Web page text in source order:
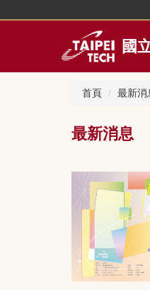
國
首頁 最新消
最新消息